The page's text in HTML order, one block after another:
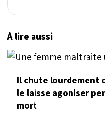
À lire aussi
Il chute lourdement
le laisse agoniser
mort